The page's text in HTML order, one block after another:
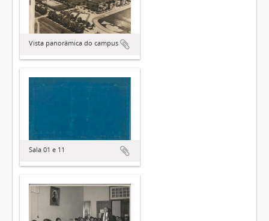
Vista panorâmica do campus
Sala 01 e 11